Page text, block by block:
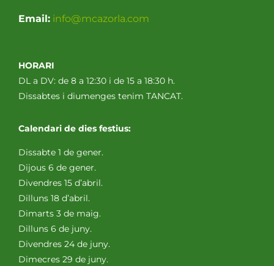
Email: info@mcazorla.com
HORARI
DL a DV: de 8 a 12:30 i de 15 a 18:30 h.
Dissabtes i diumenges tenim TANCAT.
Calendari de dies festius:
Dissabte 1 de gener.
Dijous 6 de gener.
Divendres 15 d’abril.
Dilluns 18 d’abril.
Dimarts 3 de maig.
Dilluns 6 de juny.
Divendres 24 de juny.
Dimecres 29 de juny.